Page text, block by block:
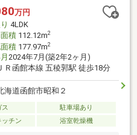
万円
4LDK
積112.12m2
積177.97m2
2024年7月(築2年2ヶ月)
ＪＲ函館本線 五稜郭駅 徒歩18分
海道函館市昭和２
ス
駐車場あり
ッチン 浴室乾燥機